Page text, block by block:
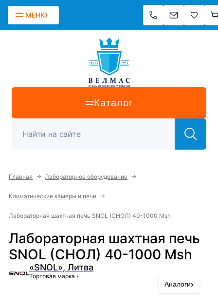
МЕНЮ
Каталог
Главная → Лабораторное оборудование →
Климатические камеры и печи →
Лабораторная шахтная печь SNOL (СНОЛ) 40-1000 Msh
Лабораторная шахтная печь
SNOL (СНОЛ) 40-1000 Msh
«SNOL», Литва
Торговая марка ›
Аналоги›